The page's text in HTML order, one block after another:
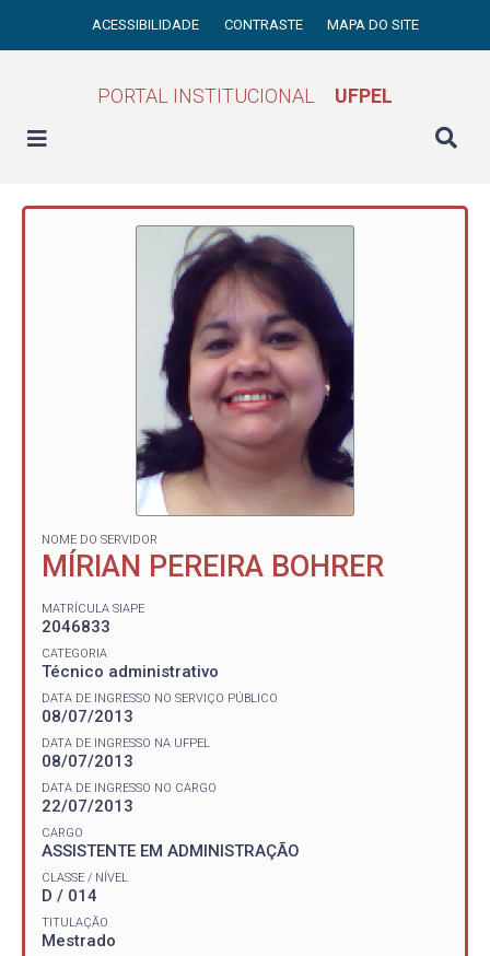
ACESSIBILIDADE CONTRASTE MAPA DO SITE
PORTAL INSTITUCIONAL UFPEL
NOME DO SERVIDOR
MÍRIAN PEREIRA BOHRER
MATRÍCULA SIAPE
2046833
CATEGORIA
Técnico administrativo
DATA DE INGRESSO NO SERVIÇO PÚBLICO
08/07/2013
DATA DE INGRESSO NA UFPEL
08/07/2013
DATA DE INGRESSO NO CARGO
22/07/2013
CARGO
ASSISTENTE EM ADMINISTRAÇÃO
CLASSE / NÍVEL
D / 014
TITULAÇÃO
Mestrado